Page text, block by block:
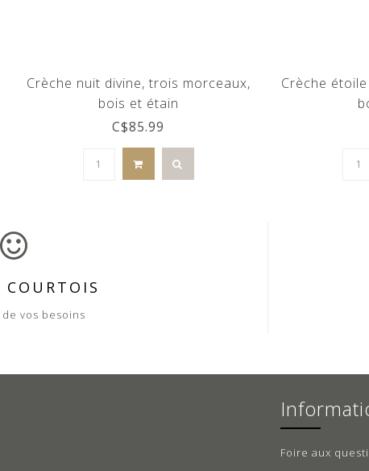
Crèche nuit divine, trois morceaux,
bois et étain
C$85.99
Crèche
COURTOIS
vos besoins
Foire aux